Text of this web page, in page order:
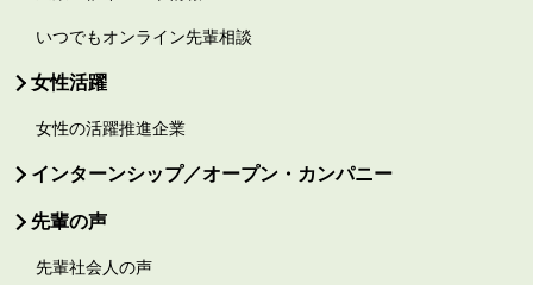
いつでもオンライン先輩相談
女性活躍
女性の活躍推進企業
インターンシップ／オープン・カンパニー
先輩の声
先輩社会人の声